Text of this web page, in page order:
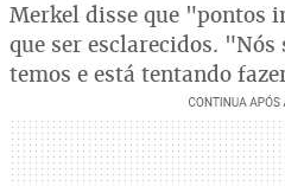
Merkel disse que "pontos
que ser esclarecidos. "Nós
temos e está tentando